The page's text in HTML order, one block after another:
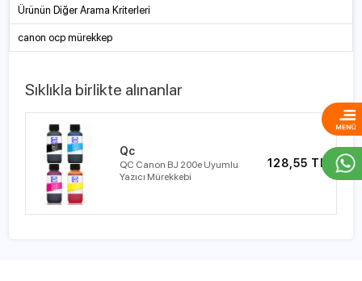
Ürünün Diğer Arama Kriterleri
canon ocp mürekkep
Sıklıkla birlikte alınanlar
Qc
QC Canon BJ 200e Uyumlu
Yazıcı Mürekkebi
128,55 TL